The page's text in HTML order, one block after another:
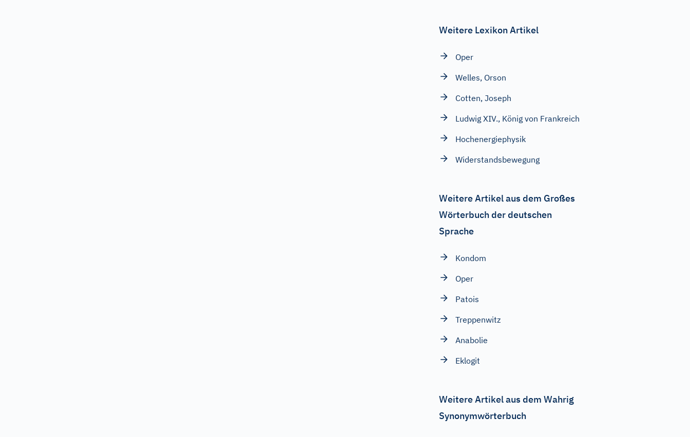
Weitere Lexikon Artikel
Oper
Welles, Orson
Cotten, Joseph
Ludwig XIV., König von Frankreich
Hochenergiephysik
Widerstandsbewegung
Weitere Artikel aus dem Großes
Wörterbuch der deutschen
Sprache
Kondom
Oper
Patois
Treppenwitz
Anabolie
Eklogit
Weitere Artikel aus dem Wahrig
Synonymwörterbuch